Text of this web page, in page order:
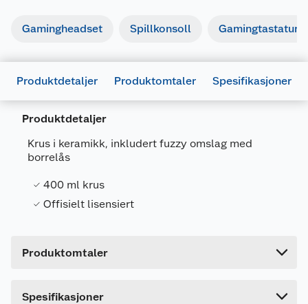
Gamingheadset Spillkonsoll Gamingtastatur
Produktdetaljer Produktomtaler Spesifikasjoner
Produktdetaljer
Krus i keramikk, inkludert fuzzy omslag med
borrelås
400 ml krus
Offisielt lisensiert
Produktomtaler
Dette produktet har ikke fått noen omtale ennå.
Spesifikasjoner
Leverandørens
Lengde